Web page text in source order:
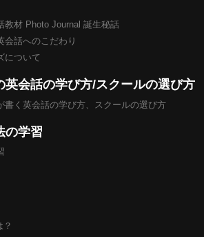
教材 Photo Journal 誕生秘話
会話へのこだわり
について
英会話の学び方/スクールの選び方
書く英会話の学び方、スクールの選び方
の学習
？